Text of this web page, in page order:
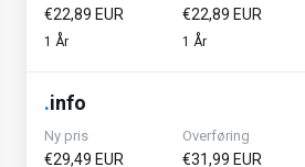
€22,89 EUR
1 År
€22,89 EUR
1 År
.info
Ny pris
€29,49 EUR
Overføring
€31,99 EUR